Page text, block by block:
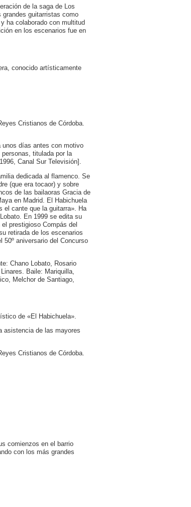
de la saga de Los
grandes guitarristas como
ha colaborado con multitud
en los escenarios fue en
conocido artísticamente
Cristianos de Córdoba.
unos días antes con motivo
titulada por la
Canal Sur Televisión].
dedicada al flamenco. Se
(que era tocaor) y sobre
de las bailaoras Gracia de
en Madrid. El Habichuela
el cante que la guitarra». Ha
En 1999 se edita su
prestigioso Compás del
retirada de los escenarios
50º aniversario del Concurso
Chano Lobato, Rosario
Baile: Mariquilla,
Melchor de Santiago,
de «El Habichuela».
asistencia de las mayores
Cristianos de Córdoba.
comienzos en el barrio
con los más grandes